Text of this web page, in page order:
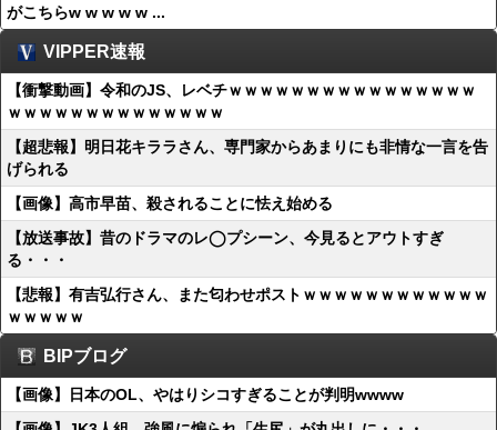
がこちらw w w w w ...
VIPPER速報
【衝撃動画】令和のJS、レベチｗｗｗｗｗｗｗｗｗｗｗｗｗｗｗｗ
ｗｗｗｗｗｗｗｗｗｗｗｗｗｗ
【超悲報】明日花キララさん、専門家からあまりにも非情な一言を告
げられる
【画像】高市早苗、殺されることに怯え始める
【放送事故】昔のドラマのレ◯プシーン、今見るとアウトすぎ
る・・・
【悲報】有吉弘行さん、また匂わせポストｗｗｗｗｗｗｗｗｗｗｗｗ
ｗｗｗｗｗ
BIPブログ
【画像】日本のOL、やはりシコすぎることが判明wwww